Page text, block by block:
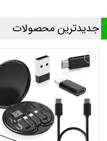
جدیدترین محصولات
i